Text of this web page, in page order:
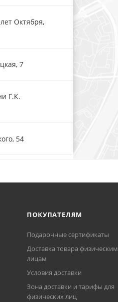
Октября,
7
Г.К.
54
ПОКУПАТЕЛЯМ
Подарочные сертификаты
Доставка товара физическим
лицам
Условия доставки
Зона доставки и тарифы для
физических лиц